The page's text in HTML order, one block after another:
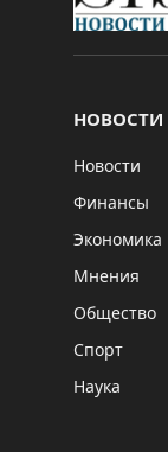
НОВОСТИ
Новости
Финансы
Экономика
Мнения
Общество
Спорт
Наука